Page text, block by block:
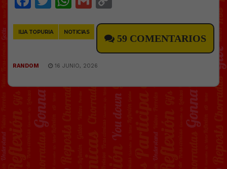
ILIA TOPURIA NOTICIAS
59 COMENTARIOS
RANDOM 16 JUNIO, 2026